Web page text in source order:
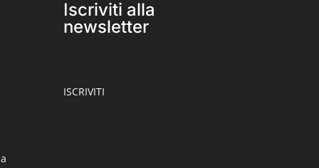
Iscriviti alla
newsletter
ISCRIVITI